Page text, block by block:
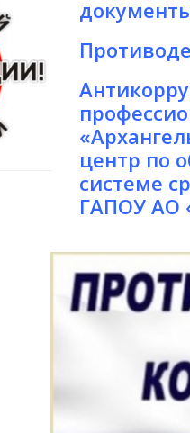
центр по
системе
ГАПОУ АО